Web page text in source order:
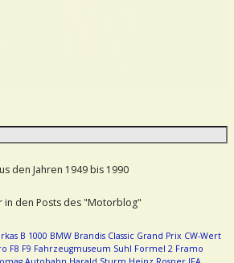
den Jahren 1949 bis 1990
den Posts des "Motorblog"
B 1000 BMW Brandis Classic Grand Prix CW-Wert
F8 F9 Fahrzeugmuseum Suhl Formel 2 Framo